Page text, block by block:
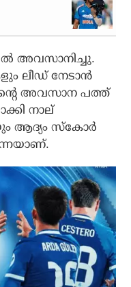
അവസാനിച്ചു.
ലീഡ് നേടാന്‍
അവസാന പത്ത്
നാല്
ആദ്യം സ്‌കോര്‍